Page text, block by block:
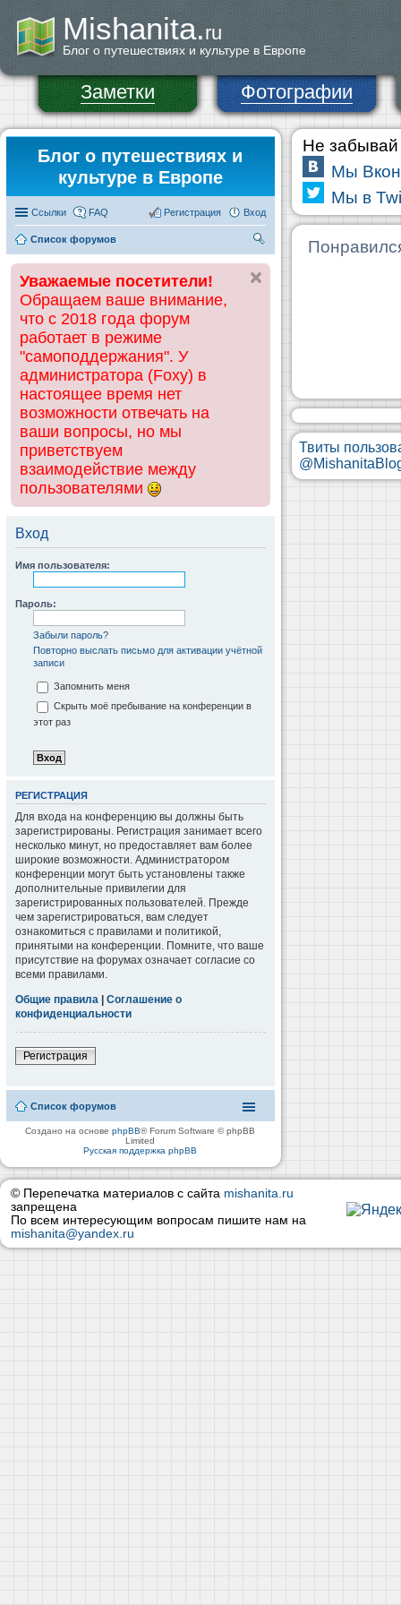
Mishanita.ru
Блог о путешествиях и культуре в Европе
Заметки Фотографии
Блог о путешествиях и
культуре в Европе
Ссылки FAQ Вход
Регистрация
Список форумов
ск
Уважаемые посетители!
Обращаем ваше внимание,
что с 2018 года форум
работает в режиме
"самоподдержания". У
администратора (Foxy) в
настоящее время нет
возможности отвечать на
ваши вопросы, но мы
приветствуем
взаимодействие между
пользователями
Вход
Имя пользователя:
Пароль:
Забыли пароль?
Повторно выслать письмо для активации учётной
записи
Запомнить меня
Скрыть моё пребывание на конференции в
этот раз
РЕГИСТРАЦИЯ
Для входа на конференцию вы должны быть
зарегистрированы. Регистрация занимает всего
несколько минут, но предоставляет вам более
широкие возможности. Администратором
конференции могут быть установлены также
дополнительные привилегии для
зарегистрированных пользователей. Прежде
чем зарегистрироваться, вам следует
ознакомиться с правилами и политикой,
принятыми на конференции. Помните, что ваше
присутствие на форумах означает согласие со
всеми правилами.
Общие правила | Соглашение о
конфиденциальности
Регистрация
Список форумов
Создано на основеphpBB® Forum Software © phpBB
Limited
Русская поддержка phpBB
Не забывай
Мы
Мы в
Твиты
© Перепечатка материалов с сайта mishanita.ru
запрещена
По всем интересующим вопросам пишите нам на
mishanita@yandex.ru